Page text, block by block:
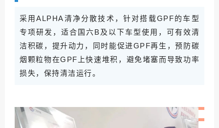
采用ALPHA清净分散技术，针对搭载GPF的车型
专项研发，适合国六B及以下车型使用，可有效清
洁积碳，提升动力，同时能促进GPF再生，预防碳
烟颗粒物在GPF上快速堆积，避免堵塞而导致功率
损失，保持清洁运行。